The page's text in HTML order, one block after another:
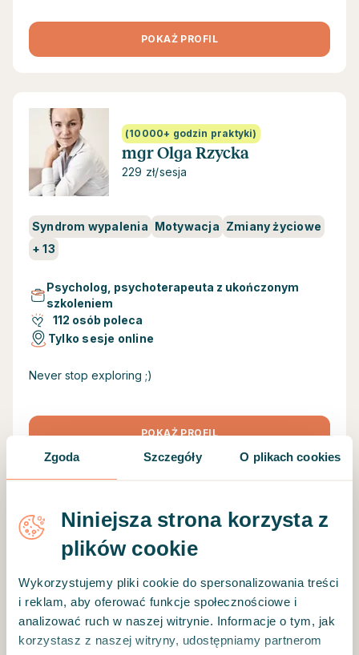
Zgoda Szczegóły O plikach cookies
Niniejsza strona korzysta z
plików cookie
Wykorzystujemy pliki cookie do spersonalizowania treści
i reklam, aby oferować funkcje społecznościowe i
analizować ruch w naszej witrynie. Informacje o tym, jak
korzystasz z naszej witryny, udostępniamy partnerom
POKAŻ PROFIL
(10000+ godzin praktyki)
mgr Olga Rzycka
229 zł/sesja
Syndrom wypalenia Motywacja Zmiany życiowe
+13
Psycholog, psychoterapeuta z ukończonym
szkoleniem
112 osób poleca
Tylko sesje online
Never stop exploring ;)
POKAŻ PROFIL
(1500+ godzin praktyki)
mgr Alicja Firlejczyk
Stres Intymność i seksualność Motywacja +10